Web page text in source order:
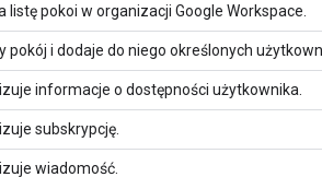
listę pokoi w organizacji Google Workspace.
pokój i dodaje do niego określonych
informacje o dostępności użytkownika.
subskrypcję.
wiadomość.